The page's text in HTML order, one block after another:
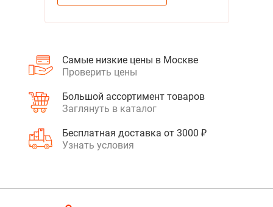
Самые низкие цены в Москве
Проверить цены
Большой ассортимент товаров
Заглянуть в каталог
Бесплатная доставка от 3000 ₽
Узнать условия